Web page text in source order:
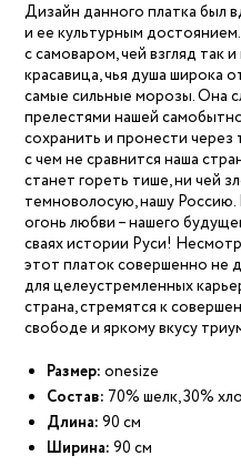
Дизайн данного платка был
и ее культурным
с самоваром, чей взгляд так
красавица, чья душа широка
самые сильные морозы. Она
прелестями нашей
сохранить и пронести
с чем не сравнится наша
станет гореть тише, ни чей
темноволосую, нашу Россию.
огонь любви – нашего
сваях истории Руси!
этот платок совершенно не
для целеустремленных
страна, стремятся к
свободе и яркому вкусу
Размер: onesize
Состав: 70% шелк, 30%
Длина: 90 см
Ширина: 90 см